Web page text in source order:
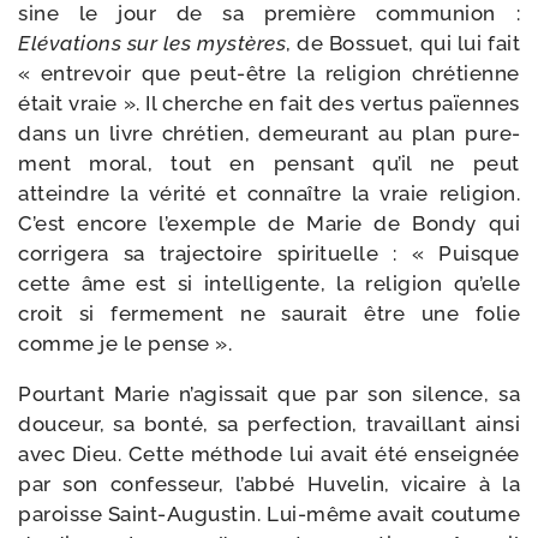
sine le jour de sa pre­mière com­mu­nion :
Elévations sur les mys­tères, de Bossuet, qui lui fait
« entre­voir que peut-​être la reli­gion chré­tienne
était vraie ». Il cherche en fait des ver­tus païennes
dans un livre chré­tien, demeu­rant au plan pure­
ment moral, tout en pen­sant qu’il ne peut
atteindre la véri­té et connaître la vraie reli­gion.
C’est encore l’exemple de Marie de Bondy qui
cor­ri­ge­ra sa tra­jec­toire spi­ri­tuelle : « Puisque
cette âme est si intel­li­gente, la reli­gion qu’elle
croit si fer­me­ment ne sau­rait être une folie
comme je le pense ».
Pourtant Marie n’agissait que par son silence, sa
dou­ceur, sa bon­té, sa per­fec­tion, tra­vaillant ain­si
avec Dieu. Cette méthode lui avait été ensei­gnée
par son confes­seur, l’abbé Huvelin, vicaire à la
paroisse Saint-​Augustin. Lui-​même avait cou­tume